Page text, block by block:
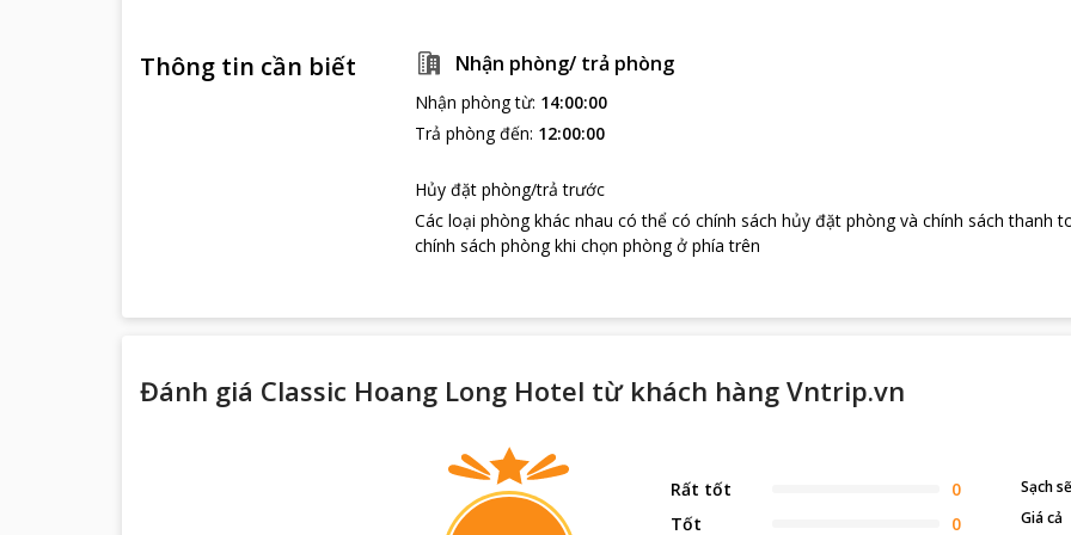
Ngoài ra, dịch vụ xông hơi luôn được khách hàng lựa chọn và yêu thích, dưới bàn
được đào tạo bài bản. Mọi muộn miền, những lo âu về cuộc sống trong phút chốc
nhất.
Đền nghỉ tạiClassic Hoang Long Hotel
Những điểm du lịch hút khách gần khách sạn:
Tại Hải Phòng có nhiều điểm đến thú vị thu hút đông đảo du khách đến giải trí,
xanh trong, lặng sóng; Biển Đồ Sơn, du lịch Núi Voi, Hòn Dấu, khu chợ Sắt cũng là
Thông tin cần biết Nhận phòng/ trả phòng
Nhận phòng từ: 14:00:00
Trả phòng đến: 12:00:00
Hủy đặt phòng/trả trước
Các loại phòng khác nhau có thể có chính sách hủy đặt phòng và chính sách thanh
chính sách phòng khi chọn phòng ở phía trên
Đánh giá Classic Hoang Long Hotel từ khách hàng Vntrip.vn
Rất tốt
0
Tốt
0
Sạch sẽ
Giá cả